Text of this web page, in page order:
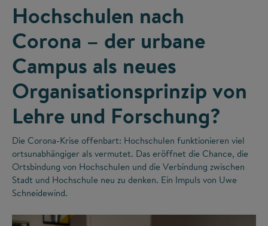
Hochschulen nach
Corona – der urbane
Campus als neues
Organisationsprinzip von
Lehre und Forschung?
Die Corona-Krise offenbart: Hochschulen funktionieren viel
ortsunabhängiger als vermutet. Das eröffnet die Chance, die
Ortsbindung von Hochschulen und die Verbindung zwischen
Stadt und Hochschule neu zu denken. Ein Impuls von Uwe
Schneidewind.